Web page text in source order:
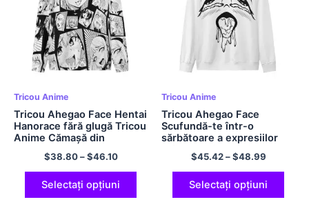
Tricou Anime
Tricou Ahegao Face Hentai
Hanorace fără glugă Tricou
Anime Cămașă din
poliester imprimată 3D
Tricou supradimensionat
cu gât crew Tricou cu
mâneci lungi
$38.80–$46.10
Selectați opțiuni
Tricou Anime
Tricou Ahegao Face
Scufundă-te într-o
sărbătoare a expresiilor
rafinate Tricou anime
Cămașă confortabilă
supradimensionată cu
mâneci lungi
$45.42–$48.99
Selectați opțiuni